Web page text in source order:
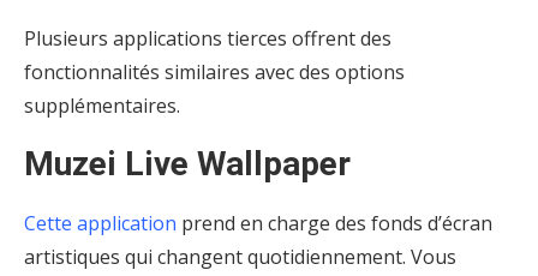
Plusieurs applications tierces offrent des
fonctionnalités similaires avec des options
supplémentaires.
Muzei Live Wallpaper
Cette application prend en charge des fonds d’écran
artistiques qui changent quotidiennement. Vous